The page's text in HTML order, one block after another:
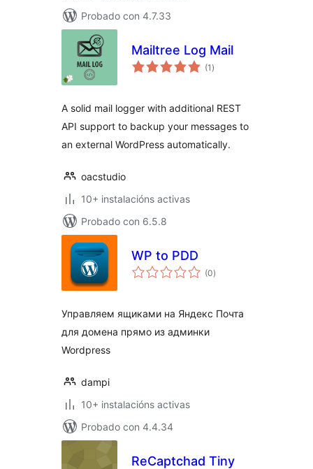
Probado con 4.7.33
Mailtree Log Mail
(1 valoracións
totais
)
A solid mail logger with additional REST
API support to backup your messages to
an external WordPress automatically.
oacstudio
10+ instalacións activas
Probado con 6.5.8
WP to PDD
(0valoracións
totais
)
Управляем ящиками на Яндекс Почта
для домена прямо из админки
Wordpress
dampi
10+ instalacións activas
Probado con 4.4.34
ReCaptchad Tiny